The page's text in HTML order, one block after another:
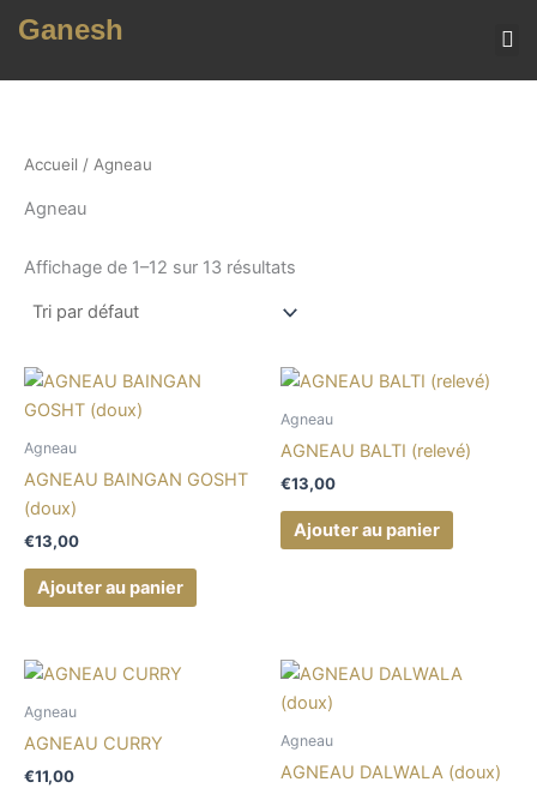
Ganesh
Accueil / Agneau
Agneau
Affichage de 1–12 sur 13 résultats
Agneau
AGNEAU BAINGAN GOSHT
(doux)
€13,00
Ajouter au panier
Agneau
AGNEAU BALTI (relevé)
€13,00
Ajouter au panier
Agneau
AGNEAU CURRY
€11,00
Agneau
AGNEAU DALWALA (doux)